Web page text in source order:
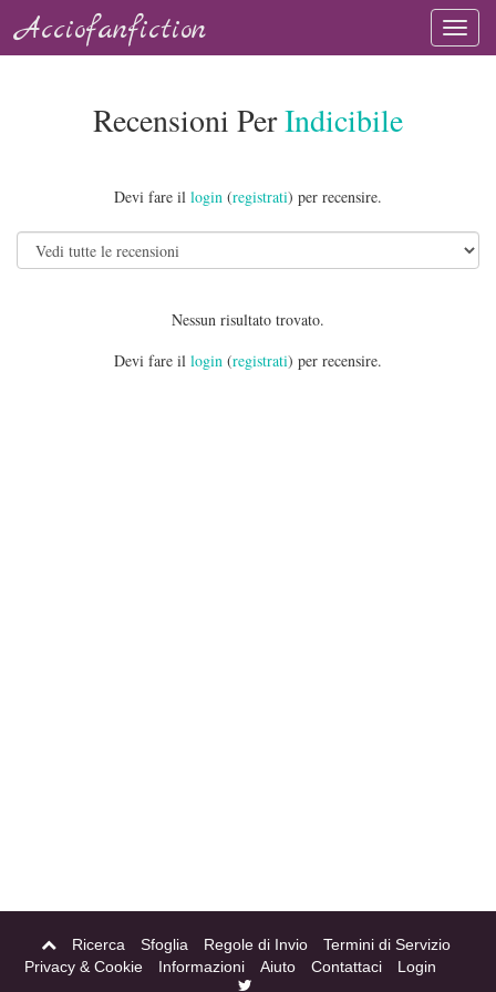
Acciofanfiction
Recensioni PerIndicibile
Devi fare il login (registrati) per recensire.
Nessun risultato trovato.
Devi fare il login (registrati) per recensire.
Ricerca Sfoglia Regole di Invio
Termini di Servizio
Privacy & Cookie
Informazioni Aiuto Contattaci Login